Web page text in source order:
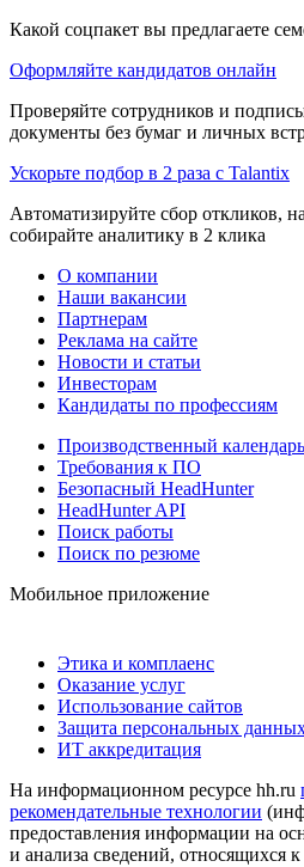
Какой соцпакет вы предлагаете
Оформляйте кандидатов онлайн
Проверяйте сотрудников и
документы без бумаг и личных
Ускорьте подбор в 2 раза с Talantix
Автоматизируйте сбор откликов,
собирайте аналитику в 2 клика
О компании
Наши вакансии
Партнерам
Реклама на сайте
Новости и статьи
Инвесторам
Кандидаты по профессиям
Производственный календарь
Требования к ПО
Безопасный HeadHunter
HeadHunter API
Поиск работы
Поиск по резюме
Мобильное приложение
Этика и комплаенс
Оказание услуг
Использование сайтов
Защита персональных
ИТ аккредитация
На информационном ресурсе hh.ru
рекомендательные технологии
предоставления информации на
и анализа сведений, относящихся